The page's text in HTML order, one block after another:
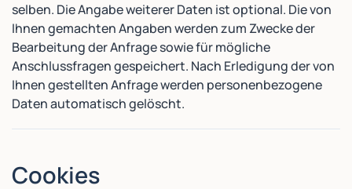
selben. Die Angabe weiterer Daten ist optional. Die von
Ihnen gemachten Angaben werden zum Zwecke der
Bearbeitung der Anfrage sowie für mögliche
Anschlussfragen gespeichert. Nach Erledigung der von
Ihnen gestellten Anfrage werden personenbezogene
Daten automatisch gelöscht.
Cookies